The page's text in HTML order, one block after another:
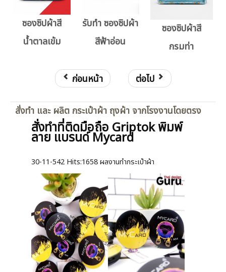
ซองซิปผ้าสี
น้ำตาลเข้ม
รับทำ ซองซิปผ้า
สีฟ้าอ่อน
ซองซิปผ้าสี
กรมท่า
ก่อนหน้า ต่อไป
สั่งทำ และ ผลิต กระเป๋าผ้า ถุงผ้า จากโรงงานโดยตรง
สั่งทำที่ติดมือถือ Griptok พิมพ์
ลาย แบรนด์ Mycard
30-11-542 Hits:1658 ผลงานทำกระเป๋าผ้า